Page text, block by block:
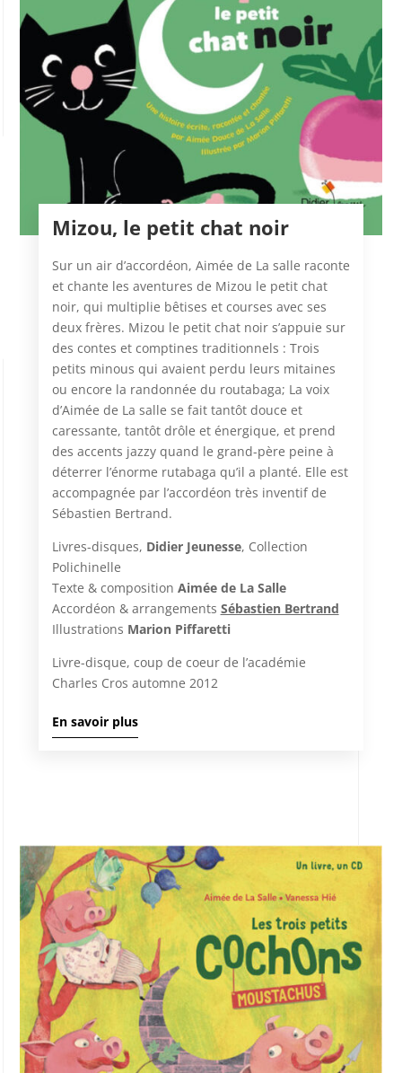
Mizou, le petit chat noir
Sur un air d’accordéon, Aimée de La salle raconte
et chante les aventures de Mizou le petit chat
noir, qui multiplie bêtises et courses avec ses
deux frères. Mizou le petit chat noir s’appuie sur
des contes et comptines traditionnels : Trois
petits minous qui avaient perdu leurs mitaines
ou encore la randonnée du routabaga; La voix
d’Aimée de La salle se fait tantôt douce et
caressante, tantôt drôle et énergique, et prend
des accents jazzy quand le grand-père peine à
déterrer l’énorme rutabaga qu’il a planté. Elle est
accompagnée par l’accordéon très inventif de
Sébastien Bertrand.
Livres-disques, Didier Jeunesse, Collection
Polichinelle
Texte & composition Aimée de La Salle
Accordéon & arrangements Sébastien Bertrand
Illustrations Marion Piffaretti
Livre-disque, coup de coeur de l’académie
Charles Cros automne 2012
En savoir plus